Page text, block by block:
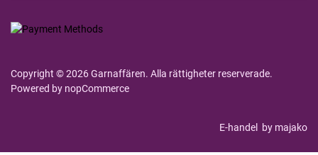
Copyright © 2026 Garnaffären. Alla rättigheter reserverade.
Powered by nopCommerce
E-handel by majako